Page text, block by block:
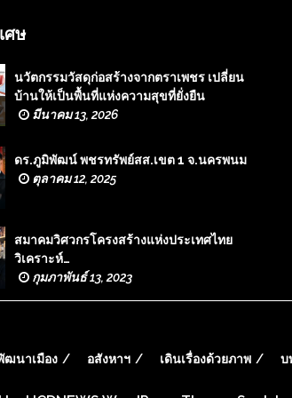
ศษ
นวัตกรรมวัสดุก่อสร้างจากตราเพชร เปลี่ยน
บ้านให้เป็นพื้นที่แห่งความสุขที่ยั่งยืน
มีนาคม 13, 2026
ดร.ภูมิพัฒน์ พชรทรัพย์สส.เขต 1 จ.นครพนม
ตุลาคม 12, 2025
สมาคมวิศวกรโครงสร้างแห่งประเทศไทย
วิเคราะห์…
กุมภาพันธ์ 13, 2023
ฒนาเมือง อสังหาฯ เดินเรื่องด้วยภาพ บ